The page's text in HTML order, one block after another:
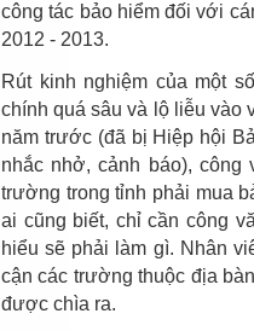
công tác bảo hiểm đối với
2012 - 2013.
Rút kinh nghiệm của một
chính quá sâu và lộ liễu vào
năm trước (đã bị Hiệp hội
nhắc nhở, cảnh báo), công
trường trong tỉnh phải mua
ai cũng biết, chỉ cần công
hiểu sẽ phải làm gì. Nhân
cận các trường thuộc địa
được chìa ra.